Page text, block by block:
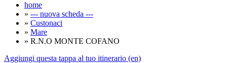
home
» --- nuova scheda ---
» Custonaci
» Mare
» R.N.O MONTE COFANO
Aggiungi questa tappa al tuo itinerario (en)